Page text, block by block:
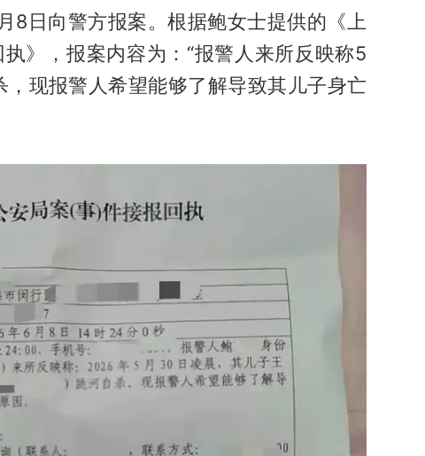
8日向警方报案。根据鲍女士提供的《上
》，报案内容为：“报警人来所反映称5
现报警人希望能够了解导致其儿子身亡